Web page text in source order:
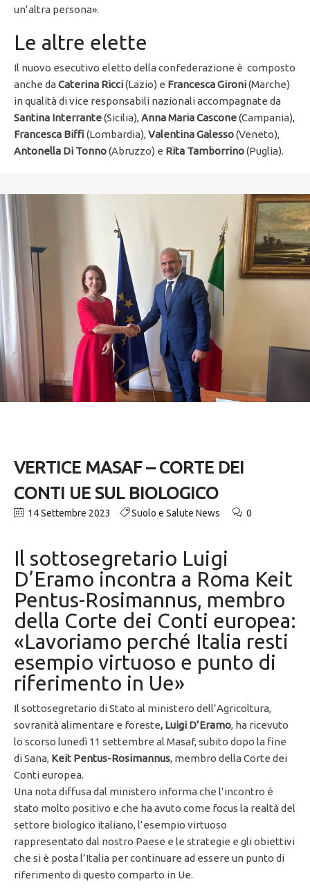
un’altra persona».
Le altre elette
Il nuovo esecutivo eletto della confederazione è composto
anche daCaterina Ricci(Lazio) e Francesca Gironi(Marche)
in qualità di vice responsabili nazionali accompagnate da
Santina Interrante(Sicilia),Anna Maria Cascone(Campania),
Francesca Biffi (Lombardia),Valentina Galesso(Veneto),
Antonella Di Tonno(Abruzzo) e Rita Tamborrino(Puglia).
VERTICE MASAF – CORTE DEI
CONTI UE SUL BIOLOGICO
14 Settembre 2023 Suolo e Salute News 0
Il sottosegretario Luigi
D’Eramo incontra a Roma Keit
Pentus-Rosimannus, membro
della Corte dei Conti europea:
«Lavoriamo perché Italia resti
esempio virtuoso e punto di
riferimento in Ue»
Il sottosegretario di Stato al ministero dell’Agricoltura,
sovranità alimentare e foreste, Luigi D’Eramo, ha ricevuto
lo scorso lunedì 11 settembre al Masaf, subito dopo la fine
di Sana, Keit Pentus-Rosimannus, membro della Corte dei
Conti europea.
Una nota diffusa dal ministero informa che l’incontro è
stato molto positivo e che ha avuto come focus la realtà del
settore biologico italiano, l’esempio virtuoso
rappresentato dal nostro Paese e le strategie e gli obiettivi
che si è posta l’Italia per continuare ad essere un punto di
riferimento di questo comparto in Ue.